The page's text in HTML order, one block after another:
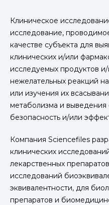
Клиническое
исследование,
качестве субъекта для
клинических и/или
исследуемых продуктов
нежелательных реакций
или изучения их
метаболизма и выведения
безопасность и/или
Компания Sciencefiles
клинических
лекарственных
исследований
эквивалентности, для
препаратов и